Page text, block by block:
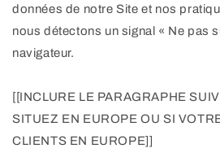
données de notre Site et nos
nous détectons un signal « Ne pas
navigateur.
[[INCLURE LE PARAGRAPHE
SITUEZ EN EUROPE OU SI
CLIENTS EN EUROPE]]